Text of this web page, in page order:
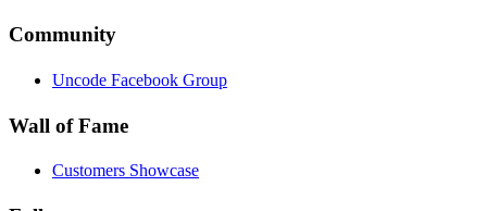
Community
Uncode Facebook Group
Wall of Fame
Customers Showcase